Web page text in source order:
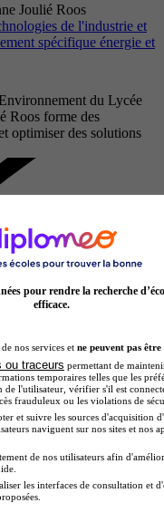
Joulié Roos
de l'industrie et
spécifique énergie et
du Lycée
Roos forme des
optimiser des solutions
de l'industrie et
spécifique
Technologique et
polyvalent Portes de
durable. Cet…
pour rendre la recherche
efficace.
nos services et ne peuvent pas être
ou traceurs permettant de
temporaires telles que les
de l'utilisateur, vérifier s'il est
frauduleux ou les violations de
et suivre les sources d'acquisition
naviguent sur nos sites et nos
de nos utilisateurs afin
les interfaces de consultation et